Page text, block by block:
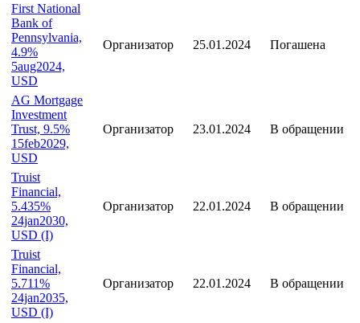
First National
Bank of
Pennsylvania,
4.9%
5aug2024,
USD
Организатор 25.01.2024 Погашена
AG Mortgage
Investment
Trust, 9.5%
15feb2029,
USD
Организатор 23.01.2024 В обращении
Truist
Financial,
5.435%
24jan2030,
USD (I)
Организатор 22.01.2024 В обращении
Truist
Financial,
5.711%
24jan2035,
USD (I)
Организатор 22.01.2024 В обращении